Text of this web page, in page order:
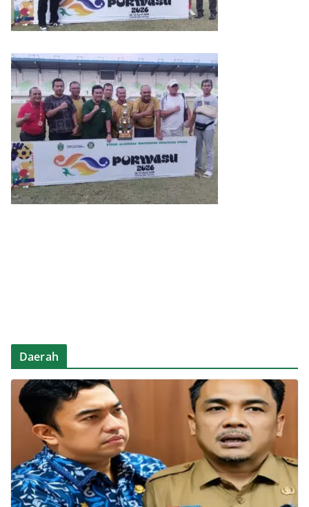
Daerah